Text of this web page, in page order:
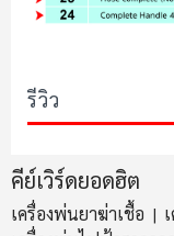
รีวิว
คีย์เวิร์ดยอดฮิต
เครื่องพ่นยาฆ่าเชื้อ |